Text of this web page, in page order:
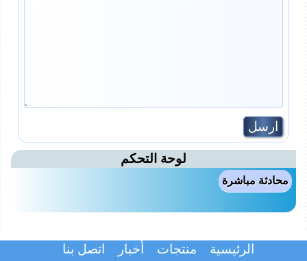
لوحة التحكم
محادثة مباشرة
اتصل بنا أخبار منتجات الرئيسية